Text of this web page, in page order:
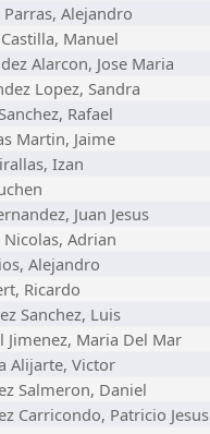
Parras, Alejandro
Manuel
Alarcon, Jose Maria
Lopez, Sandra
Rafael
Martin, Jaime
Izan
Juan Jesus
Nicolas, Adrian
Alejandro
Ricardo
Sanchez, Luis
Jimenez, Maria Del Mar
Alijarte, Victor
Salmeron, Daniel
Carricondo, Patricio Jesus